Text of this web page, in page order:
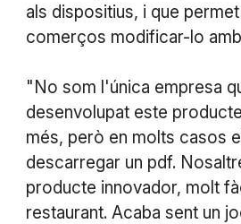
als dispositius, i que
comerços modificar-lo
"No som l'única empresa
desenvolupat este
més, però en molts casos
descarregar un pdf.
producte innovador, molt
restaurant. Acaba sent un